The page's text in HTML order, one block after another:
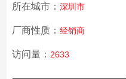
所在城市： 深圳市
厂商性质： 经销商
访问量： 2633